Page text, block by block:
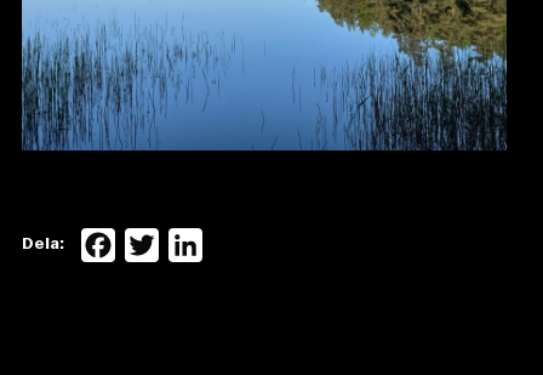
Dela: Facebook
Twitter